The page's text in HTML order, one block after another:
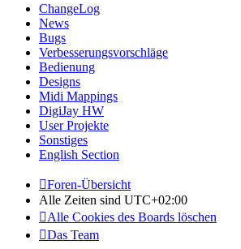
ChangeLog
News
Bugs
Verbesserungsvorschläge
Bedienung
Designs
Midi Mappings
DigiJay HW
User Projekte
Sonstiges
English Section
Foren-Übersicht
Alle Zeiten sind UTC+02:00
Alle Cookies des Boards löschen
Das Team